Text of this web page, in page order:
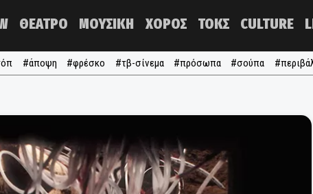
NOW ΘΕΑΤΡΟ ΜΟΥΣΙΚΗ ΧΟΡΟΣ ΤΟΚΣ
#τα τόπ #άποψη #φρέσκο #τβ-σίνεμα #πρόσωπα